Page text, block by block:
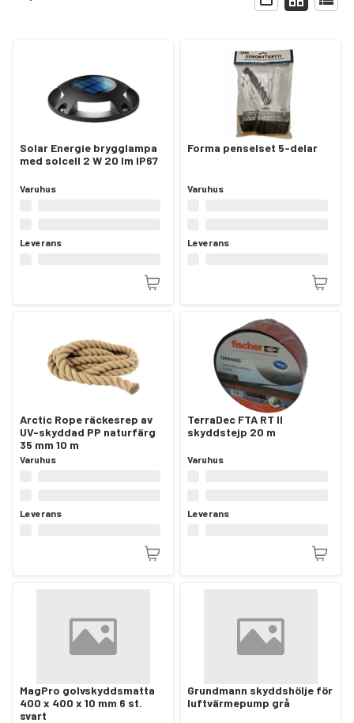
Visa
Solar Energie brygglampa
med solcell 2 W 20 lm IP67
Varuhus
Leverans
Forma penselset 5-delar
Varuhus
Leverans
Arctic Rope räckesrep av
UV-skyddad PP naturfärg
35 mm 10 m
Varuhus
Leverans
TerraDec FTA RT II
skyddstejp 20 m
Varuhus
Leverans
MagPro golvskyddsmatta
400 x 400 x 10 mm 6 st.
svart
Grundmann skyddshölje för
luftvärmepump grå